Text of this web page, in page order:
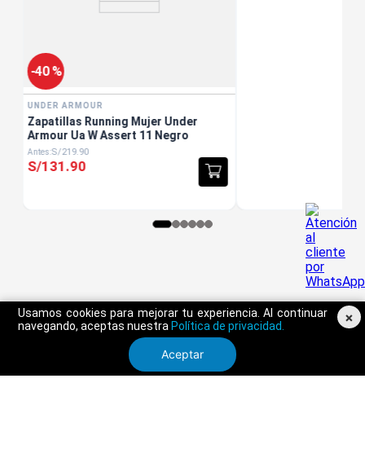
Usamos cookies para mejorar tu experiencia. Al continuar
navegando, aceptas nuestra Política de privacidad.
Aceptar
×
-40 %
UNDER ARMOUR
Zapatillas Running Mujer Under
Armour Ua W Assert 11 Negro
S/219.90
S/131.90